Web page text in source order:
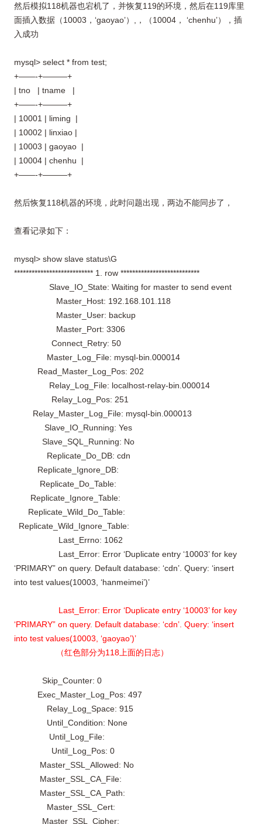
然后模拟118机器也宕机了，并恢复119的环境，然后在119库里
面插入数据（10003，‘gaoyao’）,，（10004， ‘chenhu’），插
入成功
mysql> select * from test;
+——-+———+
| tno | tname |
+——-+———+
| 10001 | liming |
| 10002 | linxiao |
| 10003 | gaoyao |
| 10004 | chenhu |
+——-+———+
然后恢复118机器的环境，此时问题出现，两边不能同步了，
查看记录如下：
mysql> show slave status\G
*************************** 1. row ***************************
Slave_IO_State: Waiting for master to send event
Master_Host: 192.168.101.118
Master_User: backup
Master_Port: 3306
Connect_Retry: 50
Master_Log_File: mysql-bin.000014
Read_Master_Log_Pos: 202
Relay_Log_File: localhost-relay-bin.000014
Relay_Log_Pos: 251
Relay_Master_Log_File: mysql-bin.000013
Slave_IO_Running: Yes
Slave_SQL_Running: No
Replicate_Do_DB: cdn
Replicate_Ignore_DB:
Replicate_Do_Table:
Replicate_Ignore_Table:
Replicate_Wild_Do_Table:
Replicate_Wild_Ignore_Table:
Last_Errno: 1062
Last_Error: Error ‘Duplicate entry ‘10003’ for key
‘PRIMARY” on query. Default database: ‘cdn’. Query: ‘insert
into test values(10003, ‘hanmeimei’)’
Last_Error: Error ‘Duplicate entry ‘10003’ for key
‘PRIMARY” on query. Default database: ‘cdn’. Query: ‘insert
into test values(10003, ‘gaoyao’)’
（红色部分为118上面的日志）
Skip_Counter: 0
Exec_Master_Log_Pos: 497
Relay_Log_Space: 915
Until_Condition: None
Until_Log_File:
Until_Log_Pos: 0
Master_SSL_Allowed: No
Master_SSL_CA_File:
Master_SSL_CA_Path:
Master_SSL_Cert:
Master_SSL_Cipher: